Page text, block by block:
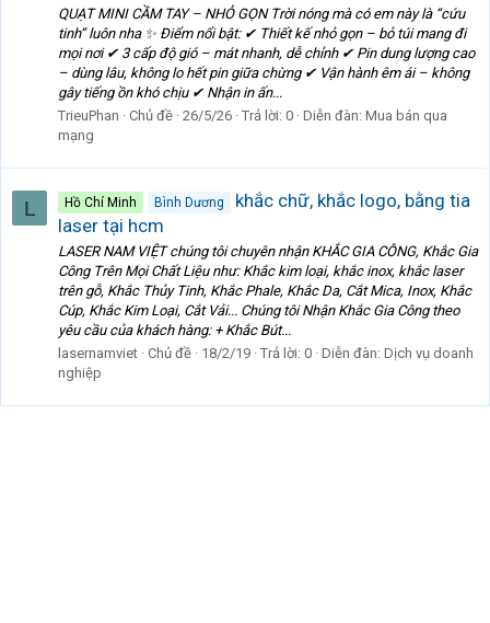
QUẠT MINI CẦM TAY – NHỎ GỌN Trời nóng mà có em này là “cứu
tinh” luôn nha ✨ Điểm nổi bật: ✔ Thiết kế nhỏ gọn – bỏ túi mang đi
mọi nơi ✔ 3 cấp độ gió – mát nhanh, dễ chỉnh ✔ Pin dung lượng cao
– dùng lâu, không lo hết pin giữa chừng ✔ Vận hành êm ái – không
gây tiếng ồn khó chịu ✔ Nhận in ấn...
TrieuPhan
Chủ đề 26/5/26 Trả lời: 0 Diễn đàn: Mua bán qua
mạng
L Hồ Chí Minh Bình Dương
khắc chữ, khắc logo, bằng tia
laser tại hcm
LASER NAM VIỆT chúng tôi chuyên nhận KHẮC GIA CÔNG, Khắc Gia
Công Trên Mọi Chất Liệu như: Khắc kim loại, khắc inox, khắc laser
trên gỗ, Khắc Thủy Tinh, Khắc Phale, Khắc Da, Cắt Mica, Inox, Khắc
Cúp, Khắc Kim Loại, Cắt Vải... Chúng tôi Nhận Khắc Gia Công theo
yêu cầu của khách hàng: + Khắc Bút...
lasernamviet Chủ đề 18/2/19 Trả lời: 0 Diễn đàn: Dịch vụ doanh
nghiệp